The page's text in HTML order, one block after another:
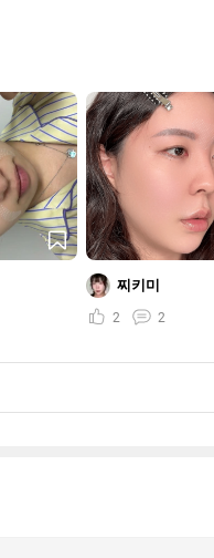
찌키미
2 2